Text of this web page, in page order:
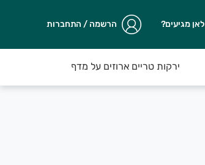
לאן מגיעים? הרשמה / התחברות
ירקות טריים ארוזים על מדף